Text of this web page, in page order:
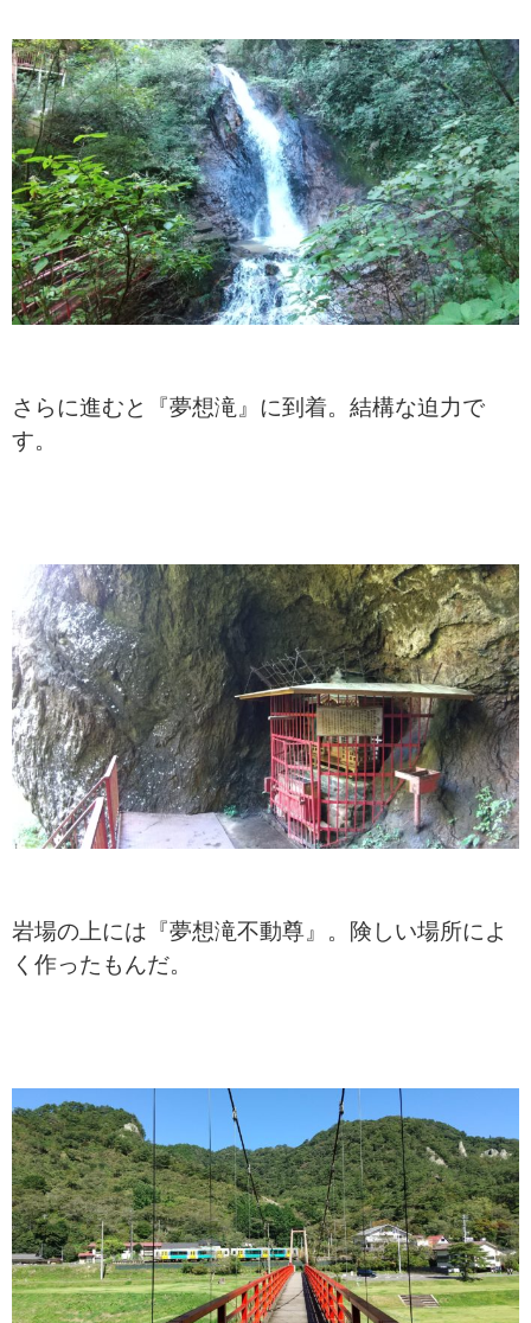
さらに進むと『夢想滝』に到着。結構な迫力で
す。
岩場の上には『夢想滝不動尊』。険しい場所によ
く作ったもんだ。